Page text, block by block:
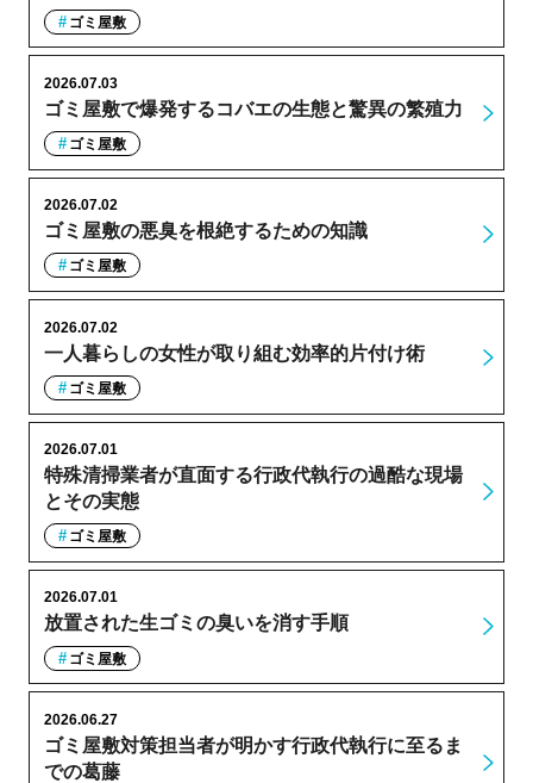
ゴミ屋敷
ゴミ屋敷で爆発するコバエの生態と驚異の繁殖力
2026.07.03
ゴミ屋敷
ゴミ屋敷の悪臭を根絶するための知識
2026.07.02
ゴミ屋敷
一人暮らしの女性が取り組む効率的片付け術
2026.07.02
ゴミ屋敷
特殊清掃業者が直面する行政代執行の過酷な現場
とその実態
2026.07.01
ゴミ屋敷
放置された生ゴミの臭いを消す手順
2026.07.01
ゴミ屋敷
ゴミ屋敷対策担当者が明かす行政代執行に至るま
での葛藤
2026.06.27